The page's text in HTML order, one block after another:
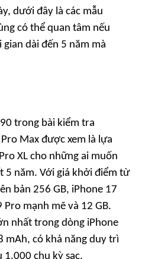
dưới đây là các mẫu
có thể quan tâm nếu
dài đến 5 năm mà
trong bài kiểm tra
Max được xem là lựa
XL cho những ai muốn
5 năm. Với giá khởi điểm từ
bản 256 GB, iPhone 17
mạnh mẽ và 12 GB.
nhất trong dòng iPhone
mAh, có khả năng duy trì
1.000 chu kỳ sạc.